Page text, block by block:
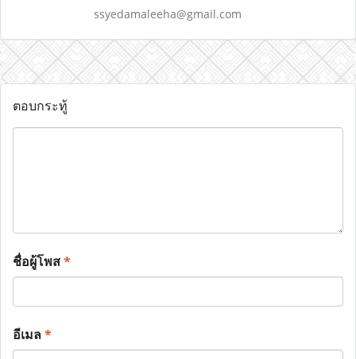
ssyedamaleeha@gmail.com
ตอบกระทู้
ชื่อผู้โพส*
อีเมล*